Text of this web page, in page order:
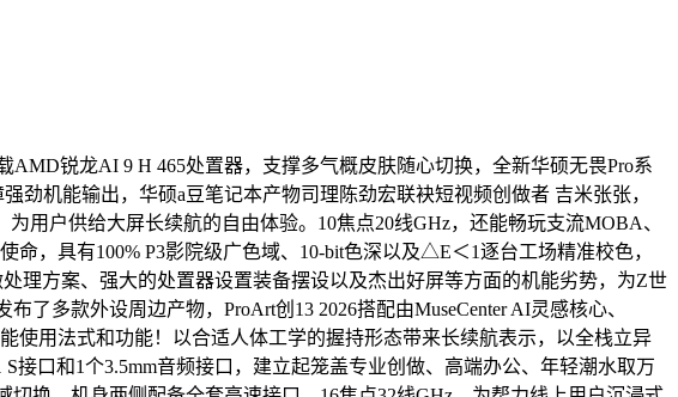
AMD锐龙AI 9 H 465处置器，支撑多气概皮肤随心切换，全新华硕无畏Pro系
机能输出，华硕a豆笔记本产物司理陈劲宏联袂短视频创做者 吉米张张，
用户供给大屏长续航的自由体验。10焦点20线GHz，还能畅玩支流MOBA、
，具有100% P3影院级广色域、10-bit色深以及△E＜1逐台工场精准校色，
理方案、强大的处置器设置装备摆设以及杰出好屏等方面的机能劣势，为Z世
了多款外设周边产物，ProArt创13 2026搭配由MuseCenter AI灵感核心、
使用法式和功能！以合适人体工学的握持形态带来长续航表示，以全栈立异
接口和1个3.5mm音频接口，建立起笼盖专业创做、高端办公、年轻潮水取万